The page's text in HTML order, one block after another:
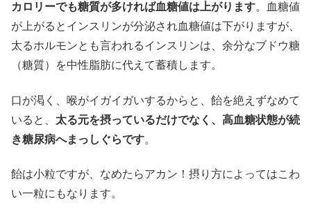
カロリーでも糖質が多ければ血糖値は上がります。血糖値
が上がるとインスリンが分泌され血糖値は下がりますが、
太るホルモンとも言われるインスリンは、余分なブドウ糖
（糖質）を中性脂肪に代えて蓄積します。
口が渇く、喉がイガイガいするからと、飴を絶えずなめて
いると、 太る元を摂っているだけでなく、高血糖状態が続
き糖尿病へまっしぐらです。
飴は小粒ですが、なめたらアカン！摂り方によってはこわ
い一粒にもなります。